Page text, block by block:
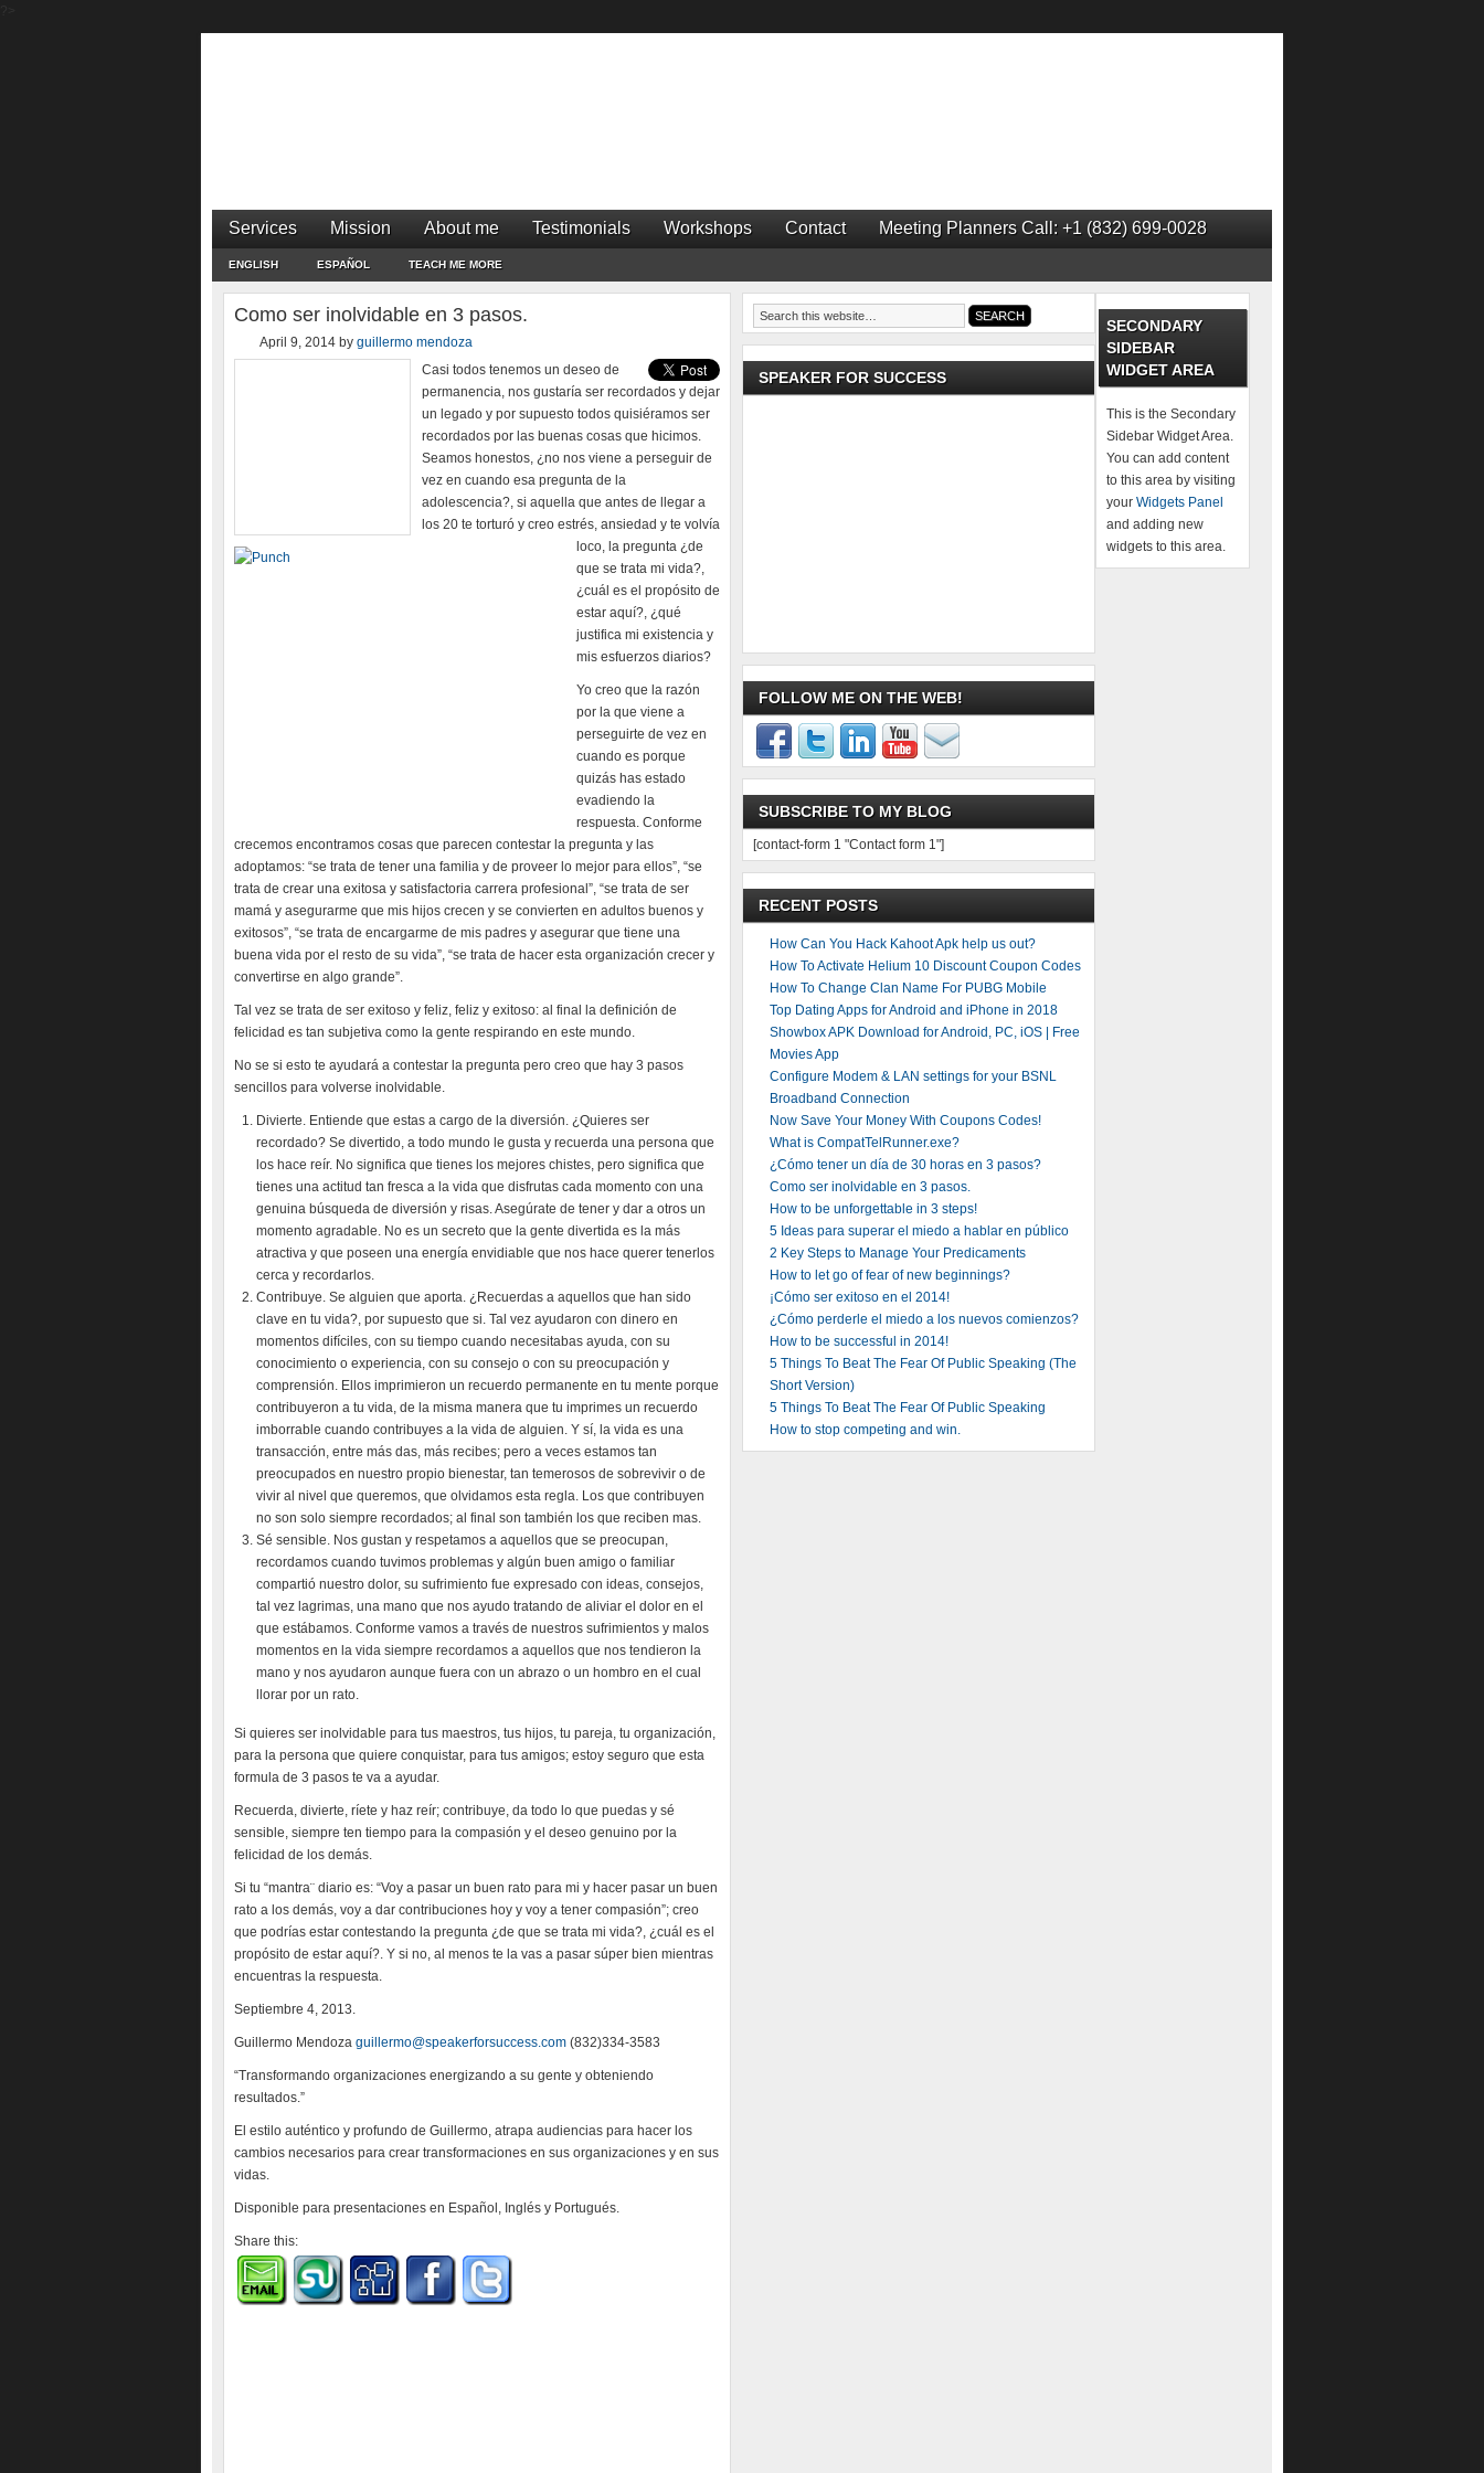
Services Mission About me Testimonials Workshops Contact Meeting Planners Call: +1 (832) 699-0028
ENGLISH ESPAÑOL TEACH ME MORE
Como ser inolvidable en 3 pasos.
April 9, 2014 by guillermo mendoza
Casi todos tenemos un deseo de
permanencia, nos gustaría ser recordados y dejar
un legado y por supuesto todos quisiéramos ser
recordados por las buenas cosas que hicimos.
Seamos honestos, ¿no nos viene a perseguir de
vez en cuando esa pregunta de la
adolescencia?, si aquella que antes de llegar a
los 20 te torturó y creo estrés, ansiedad y te volvía
loco, la pregunta ¿de
que se trata mi vida?,
¿cuál es el propósito de
estar aquí?, ¿qué
justifica mi existencia y
mis esfuerzos diarios?
Yo creo que la razón
por la que viene a
perseguirte de vez en
cuando es porque
quizás has estado
evadiendo la
respuesta. Conforme
crecemos encontramos cosas que parecen contestar la pregunta y las
adoptamos: “se trata de tener una familia y de proveer lo mejor para ellos”, “se
trata de crear una exitosa y satisfactoria carrera profesional”, “se trata de ser
mamá y asegurarme que mis hijos crecen y se convierten en adultos buenos y
exitosos”, “se trata de encargarme de mis padres y asegurar que tiene una
buena vida por el resto de su vida”, “se trata de hacer esta organización crecer y
convertirse en algo grande”.
Tal vez se trata de ser exitoso y feliz, feliz y exitoso: al final la definición de
felicidad es tan subjetiva como la gente respirando en este mundo.
No se si esto te ayudará a contestar la pregunta pero creo que hay 3 pasos
sencillos para volverse inolvidable.
Divierte. Entiende que estas a cargo de la diversión. ¿Quieres ser
recordado? Se divertido, a todo mundo le gusta y recuerda una persona que
los hace reír. No significa que tienes los mejores chistes, pero significa que
tienes una actitud tan fresca a la vida que disfrutas cada momento con una
genuina búsqueda de diversión y risas. Asegúrate de tener y dar a otros un
momento agradable. No es un secreto que la gente divertida es la más
atractiva y que poseen una energía envidiable que nos hace querer tenerlos
cerca y recordarlos.
Contribuye. Se alguien que aporta. ¿Recuerdas a aquellos que han sido
clave en tu vida?, por supuesto que si. Tal vez ayudaron con dinero en
momentos difíciles, con su tiempo cuando necesitabas ayuda, con su
conocimiento o experiencia, con su consejo o con su preocupación y
comprensión. Ellos imprimieron un recuerdo permanente en tu mente porque
contribuyeron a tu vida, de la misma manera que tu imprimes un recuerdo
imborrable cuando contribuyes a la vida de alguien. Y sí, la vida es una
transacción, entre más das, más recibes; pero a veces estamos tan
preocupados en nuestro propio bienestar, tan temerosos de sobrevivir o de
vivir al nivel que queremos, que olvidamos esta regla. Los que contribuyen
no son solo siempre recordados; al final son también los que reciben mas.
Sé sensible. Nos gustan y respetamos a aquellos que se preocupan,
recordamos cuando tuvimos problemas y algún buen amigo o familiar
compartió nuestro dolor, su sufrimiento fue expresado con ideas, consejos,
tal vez lagrimas, una mano que nos ayudo tratando de aliviar el dolor en el
que estábamos. Conforme vamos a través de nuestros sufrimientos y malos
momentos en la vida siempre recordamos a aquellos que nos tendieron la
mano y nos ayudaron aunque fuera con un abrazo o un hombro en el cual
llorar por un rato.
Si quieres ser inolvidable para tus maestros, tus hijos, tu pareja, tu organización,
para la persona que quiere conquistar, para tus amigos; estoy seguro que esta
formula de 3 pasos te va a ayudar.
Recuerda, divierte, ríete y haz reír; contribuye, da todo lo que puedas y sé
sensible, siempre ten tiempo para la compasión y el deseo genuino por la
felicidad de los demás.
Si tu “mantra¨ diario es: “Voy a pasar un buen rato para mi y hacer pasar un buen
rato a los demás, voy a dar contribuciones hoy y voy a tener compasión”; creo
que podrías estar contestando la pregunta ¿de que se trata mi vida?, ¿cuál es el
propósito de estar aquí?. Y si no, al menos te la vas a pasar súper bien mientras
encuentras la respuesta.
Septiembre 4, 2013.
Guillermo Mendoza guillermo@speakerforsuccess.com (832)334-3583
“Transformando organizaciones energizando a su gente y obteniendo
resultados.”
El estilo auténtico y profundo de Guillermo, atrapa audiencias para hacer los
cambios necesarios para crear transformaciones en sus organizaciones y en sus
vidas.
Disponible para presentaciones en Español, Inglés y Portugués.
Share this:
SPEAKER FOR SUCCESS
FOLLOW ME ON THE WEB!
SUBSCRIBE TO MY BLOG
[contact-form 1 "Contact form 1"]
RECENT POSTS
How Can You Hack Kahoot Apk help us out?
How To Activate Helium 10 Discount Coupon Codes
How To Change Clan Name For PUBG Mobile
Top Dating Apps for Android and iPhone in 2018
Showbox APK Download for Android, PC, iOS | Free
Movies App
Configure Modem & LAN settings for your BSNL
Broadband Connection
Now Save Your Money With Coupons Codes!
What is CompatTelRunner.exe?
¿Cómo tener un día de 30 horas en 3 pasos?
Como ser inolvidable en 3 pasos.
How to be unforgettable in 3 steps!
5 Ideas para superar el miedo a hablar en público
2 Key Steps to Manage Your Predicaments
How to let go of fear of new beginnings?
¡Cómo ser exitoso en el 2014!
¿Cómo perderle el miedo a los nuevos comienzos?
How to be successful in 2014!
5 Things To Beat The Fear Of Public Speaking (The
Short Version)
5 Things To Beat The Fear Of Public Speaking
How to stop competing and win.
SECONDARY
SIDEBAR
WIDGET AREA
This is the Secondary
Sidebar Widget Area.
You can add content
to this area by visiting
your Widgets Panel
and adding new
widgets to this area.